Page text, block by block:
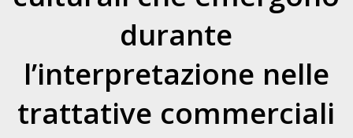
durante
l’interpretazione nelle
trattative commerciali